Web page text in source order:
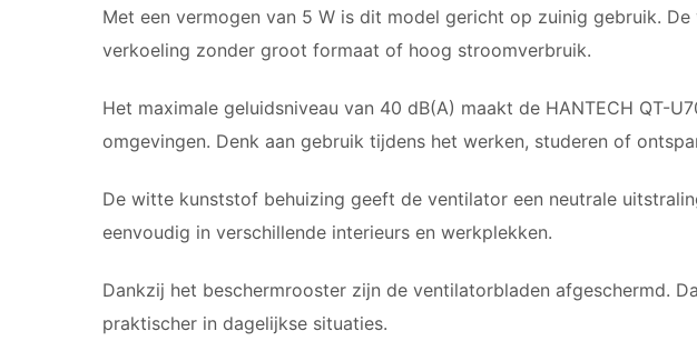
Met een vermogen van 5 W is dit model gericht op zuinig gebruik.
verkoeling zonder groot formaat of hoog stroomverbruik.
Het maximale geluidsniveau van 40 dB(A) maakt de HANTECH QT-
omgevingen. Denk aan gebruik tijdens het werken, studeren of
De witte kunststof behuizing geeft de ventilator een neutrale
eenvoudig in verschillende interieurs en werkplekken.
Dankzij het beschermrooster zijn de ventilatorbladen afgeschermd.
praktischer in dagelijkse situaties.